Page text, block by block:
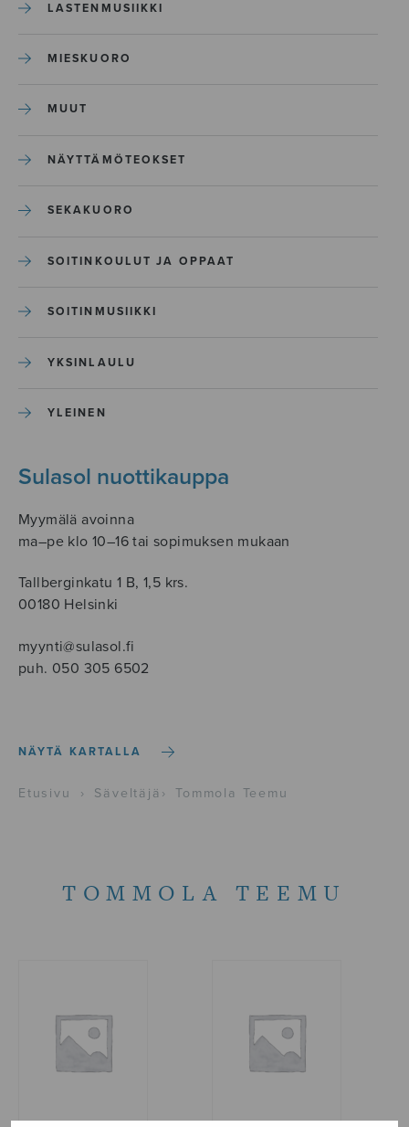
LASTENMUSIIKKI
MIESKUORO
MUUT
NÄYTTÄMÖTEOKSET
SEKAKUORO
SOITINKOULUT JA OPPAAT
SOITINMUSIIKKI
YKSINLAULU
YLEINEN
Sulasol nuottikauppa
Myymälä avoinna
ma–pe klo 10–16 tai sopimuksen mukaan
Tallberginkatu 1 B, 1,5 krs.
00180 Helsinki
myynti@sulasol.fi
puh. 050 305 6502
NÄYTÄ KARTALLA
Etusivu › Säveltäjä › Tommola Teemu
TOMMOLA TEEMU